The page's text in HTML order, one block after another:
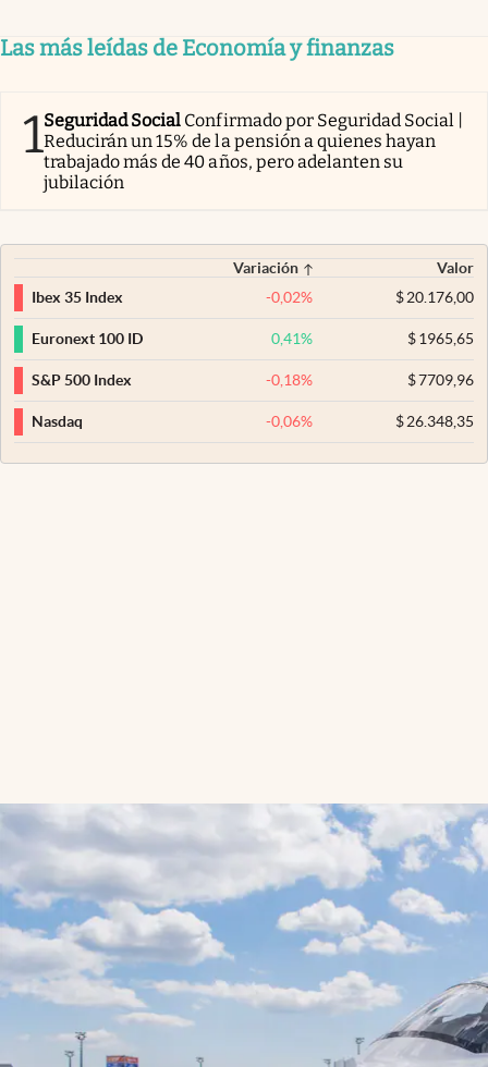
Las más leídas de Economía y finanzas
1Seguridad Social Confirmado por Seguridad Social |
Reducirán un 15% de la pensión a quienes hayan
trabajado más de 40 años, pero adelanten su
jubilación
Variación
Valor
Ibex 35 Index
-0,02% $20.176,00
Euronext 100 ID 0,41% $1965,65
S&P 500 Index -0,18% $7709,96
Nasdaq -0,06% $26.348,35